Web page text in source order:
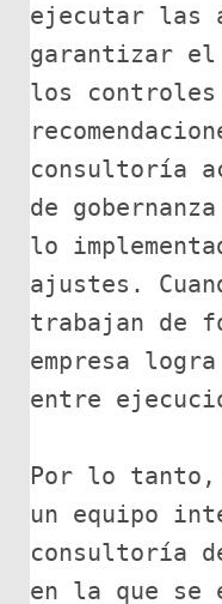
ejecutar las
garantizar el
los controles
consultoría
de
lo
ajustes.
trabajan de
empresa
entre
Por lo
un equipo
consultoría
en la que se